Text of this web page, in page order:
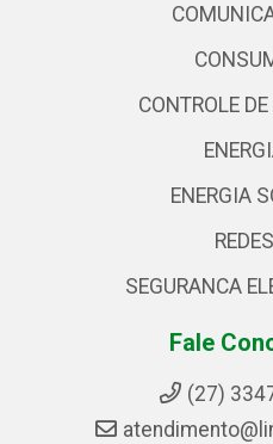
CONTROLE
ENERGIA
REDES
SEGURANCA
Fale
(27)